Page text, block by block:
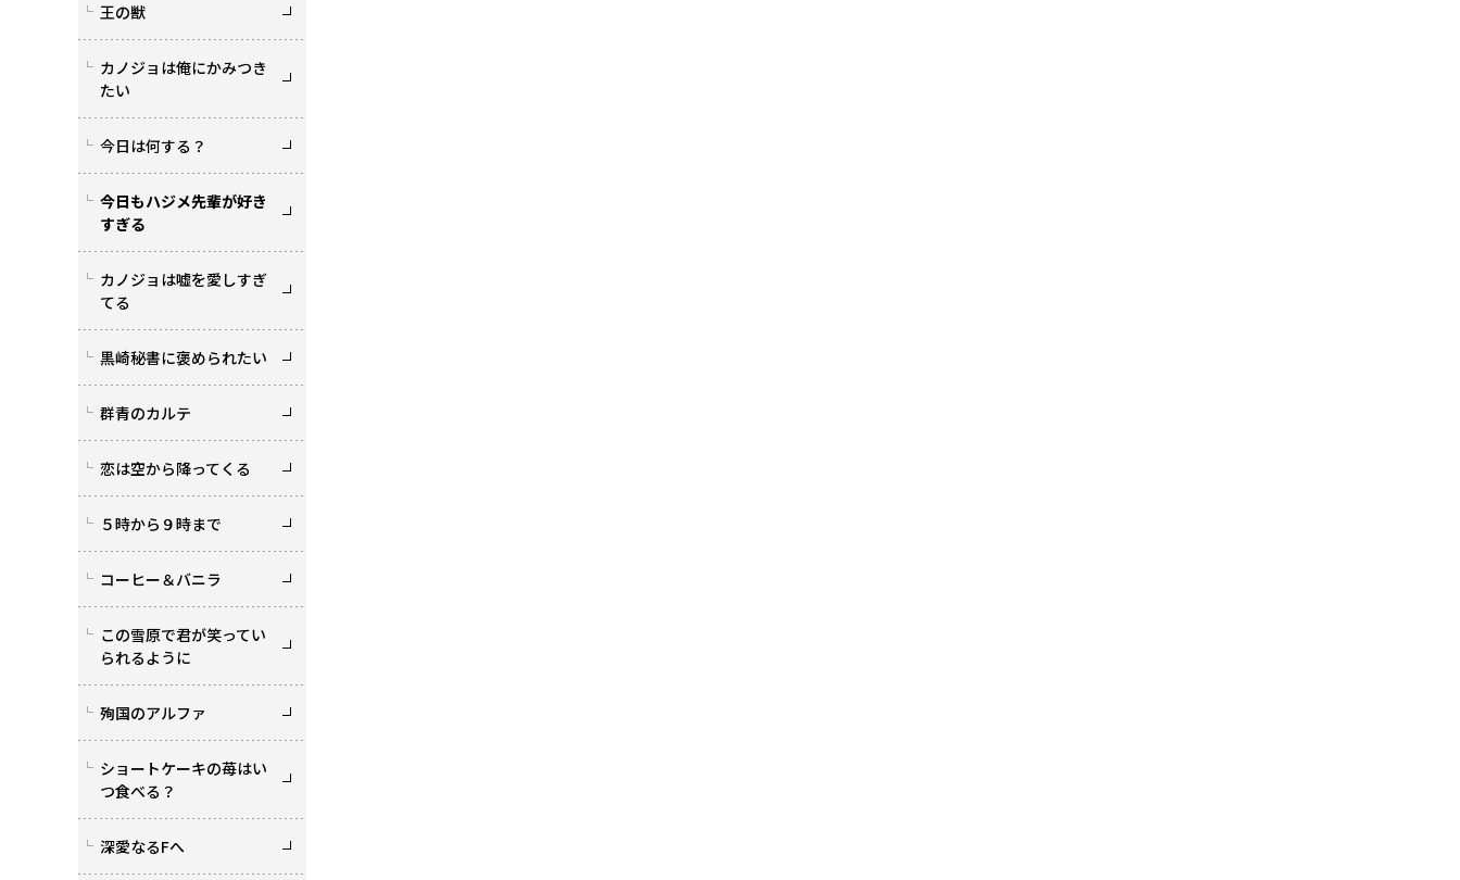
王の獣
カノジョは俺にかみつき
たい
今日は何する？
今日もハジメ先輩が好き
すぎる
カノジョは嘘を愛しすぎ
てる
黒崎秘書に褒められたい
群青のカルテ
恋は空から降ってくる
５時から９時まで
コーヒー＆バニラ
この雪原で君が笑ってい
られるように
殉国のアルファ
ショートケーキの苺はい
つ食べる？
深愛なるFへ